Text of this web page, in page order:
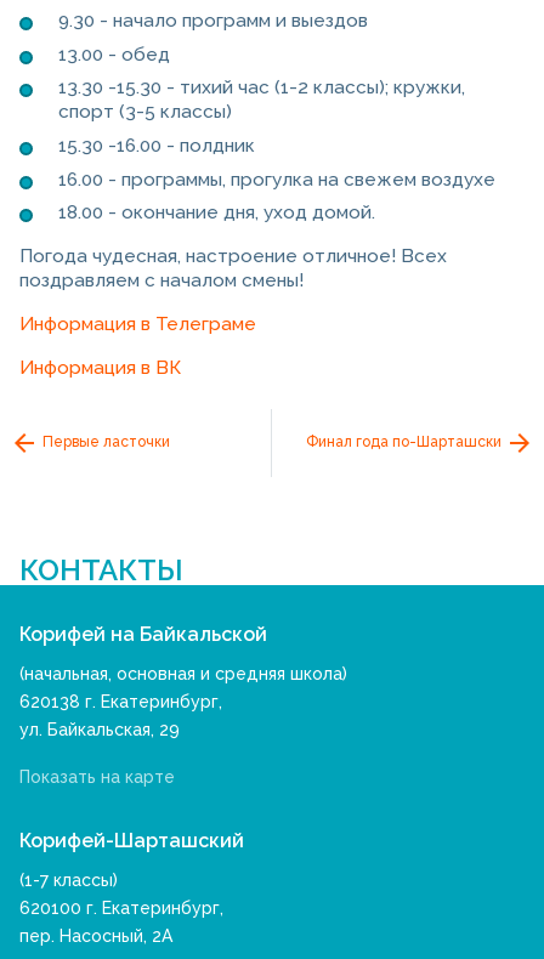
9.30 - начало программ и выездов
13.00 - обед
13.30 -15.30 - тихий час (1-2 классы); кружки,
спорт (3-5 классы)
15.30 -16.00 - полдник
16.00 - программы, прогулка на свежем воздухе
18.00 - окончание дня, уход домой.
Погода чудесная, настроение отличное! Всех
поздравляем с началом смены!
Информация в Телеграме
Информация в ВК
Первые ласточки Финал года по-Шарташски
КОНТАКТЫ
Корифей на Байкальской
(начальная, основная и средняя школа)
620138 г. Екатеринбург,
ул. Байкальская, 29
Показать на карте
Корифей-Шарташский
(1-7 классы)
620100 г. Екатеринбург,
пер. Насосный, 2А